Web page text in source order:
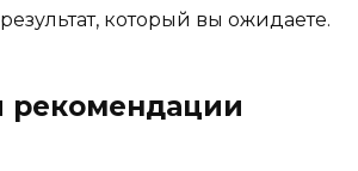
который вы ожидаете.
рекомендации